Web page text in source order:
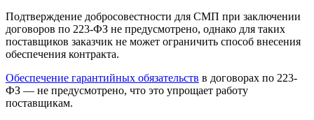
Подтверждение добросовестности для СМП при заключении
договоров по 223-ФЗ не предусмотрено, однако для таких
поставщиков заказчик не может ограничить способ внесения
обеспечения контракта.
Обеспечение гарантийных обязательств в договорах по 223-
ФЗ — не предусмотрено, что это упрощает работу
поставщикам.